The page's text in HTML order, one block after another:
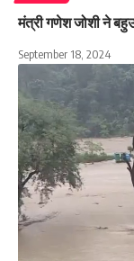
मंत्री गणेश जोशी ने
September 18, 2024